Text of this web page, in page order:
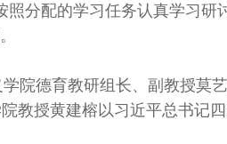
分配的学习任务认真学习
院德育教研组长、副教授莫
教授黄建榕以习近平总书记